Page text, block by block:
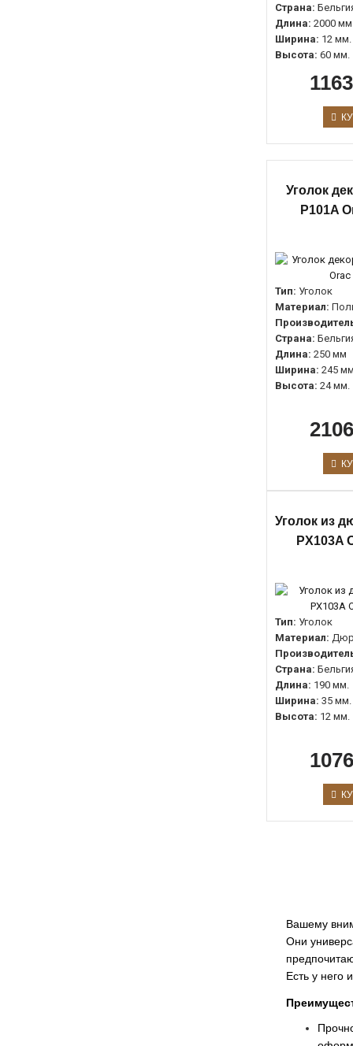
Страна:
Длина: 2000 мм
Ширина: 12 мм.
Высота: 60 мм.
Уголок
P101A
Тип: Уголок
Материал:
Страна:
Длина: 250 мм
Ширина: 245
Высота: 24 мм.
Уголок из
PX103A
Тип: Уголок
Материал:
Страна:
Длина: 190 мм.
Ширина: 35 мм.
Высота: 12 мм.
Вашему
Они
Есть у него